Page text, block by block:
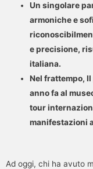
Un singolare
armoniche e
e precisione,
italiana.
Nel frattempo,
anno fa al
tour
manifestazioni
Ad oggi, chi ha avuto